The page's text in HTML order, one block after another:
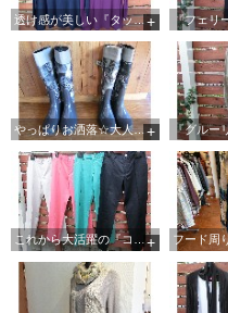
透け感が美しい『タッチ』のハイネックカットソーは残り僅か
やっぱりお洒落☆大人気『フェリーラ』のレインブーツ
これから大活躍の『コムト』のサブリナパンツは18,000円です♪